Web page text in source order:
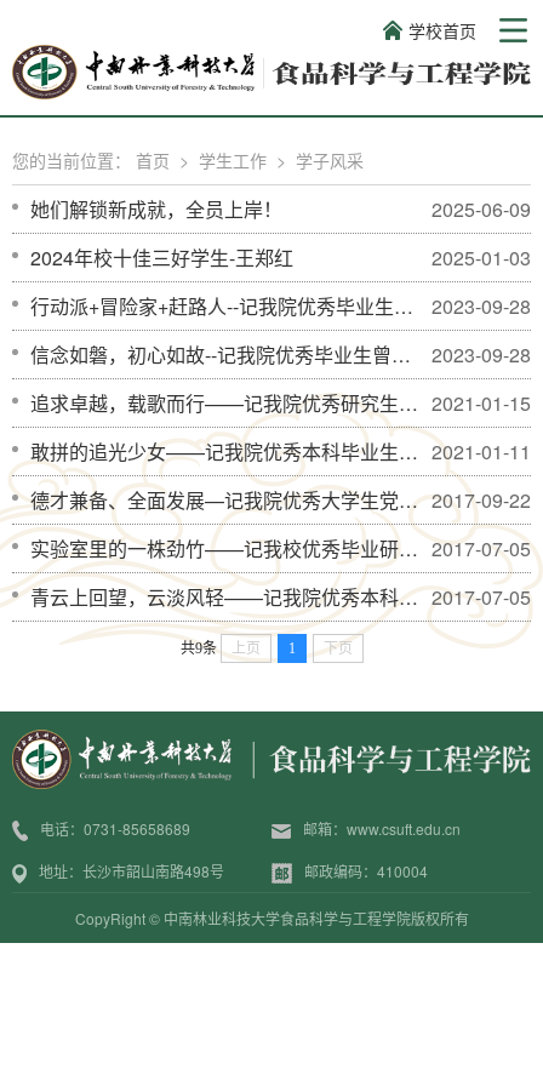
学校首页
您的当前位置： 首页 > 学生工作 > 学子风采
2025-06-09
她们解锁新成就，全员上岸！
2025-01-03
2024年校十佳三好学生-王郑红
2023-09-28
行动派+冒险家+赶路人--记我院优秀毕业生胡博泳
2023-09-28
信念如磐，初心如故--记我院优秀毕业生曾雨晴
2021-01-15
追求卓越，载歌而行——记我院优秀研究生毕业生郭薇丹
2021-01-11
敢拼的追光少女——记我院优秀本科毕业生彭莉莎
2017-09-22
德才兼备、全面发展—记我院优秀大学生党员程瑶
2017-07-05
实验室里的一株劲竹——记我校优秀毕业研究生郭天一
2017-07-05
青云上回望，云淡风轻——记我院优秀本科毕业生罗丹
共9条 上页 1 下页
电话：0731-85658689 邮箱：www.csuft.edu.cn
地址：长沙市韶山南路498号 邮政编码：410004
CopyRight © 中南林业科技大学食品科学与工程学院版权所有